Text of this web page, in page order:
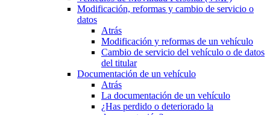
Modificación, reformas y cambio de servicio o
datos
Atrás
Modificación y reformas de un vehículo
Cambio de servicio del vehículo o de datos
del titular
Documentación de un vehículo
Atrás
La documentación de un vehículo
¿Has perdido o deteriorado la